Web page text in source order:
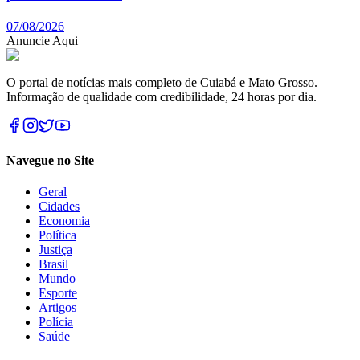
07/08/2026
Anuncie Aqui
O portal de notícias mais completo de Cuiabá e Mato Grosso.
Informação de qualidade com credibilidade, 24 horas por dia.
Navegue no Site
Geral
Cidades
Economia
Política
Justiça
Brasil
Mundo
Esporte
Artigos
Polícia
Saúde